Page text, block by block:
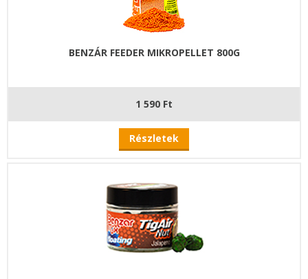
BENZÁR FEEDER MIKROPELLET 800G
1 590 Ft
Részletek